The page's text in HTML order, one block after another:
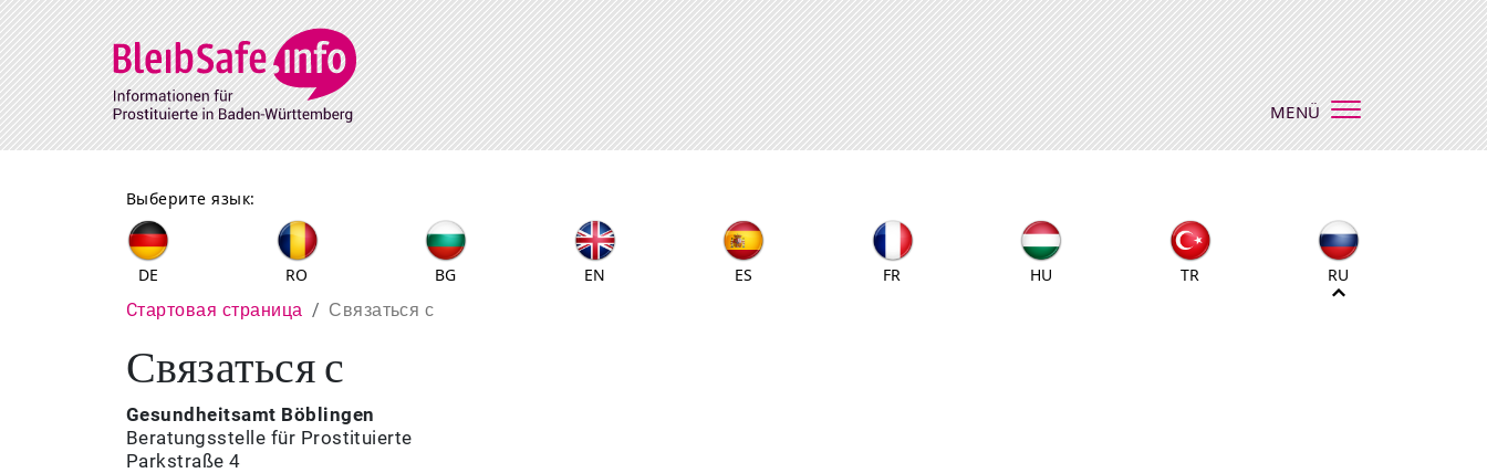
Direkt zum Inhalt
MENÜ
Выберите язык:
DE RO BG EN ES FR HU TR RU
Pfadnavigation
Cтартовая страница Связаться с
Связаться с
Gesundheitsamt Böblingen
Beratungsstelle für Prostituierte
Parkstraße 4